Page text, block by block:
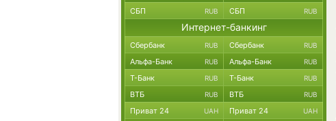
СБП RUB СБП RUB
Интернет-банкинг
Сбербанк RUB Сбербанк RUB
Альфа-Банк RUB Альфа-Банк RUB
Т-Банк RUB Т-Банк RUB
ВТБ RUB ВТБ RUB
Приват 24 UAH Приват 24 UAH